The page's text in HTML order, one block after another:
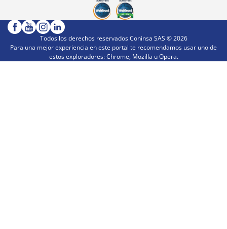
Todos los derechos reservados Coninsa SAS ©2026
Para una mejor experiencia en este portal te recomendamos usar uno de
estos exploradores: Chrome, Mozilla u Opera.